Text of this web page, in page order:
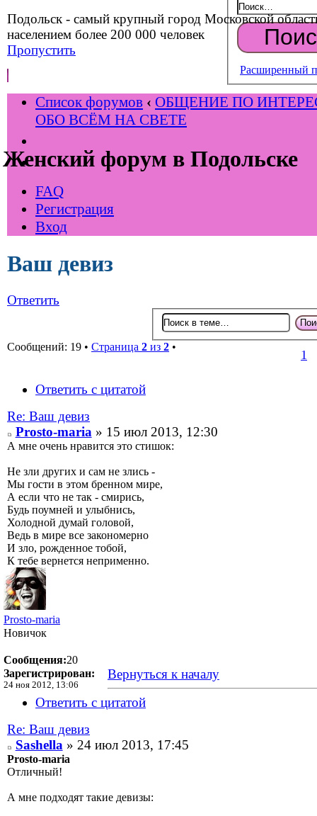
Подольск - самый крупный город Московской
населением более 200 000 человек
Пропустить
Женский форум в Подольске
Расширенный
Список форумов ‹ ОБЩЕНИЕ ПО
ОБО ВСЁМ НА СВЕТЕ
FAQ
Регистрация
Вход
Ваш девиз
Ответить
Сообщений: 19 • Страница 2 из 2 •
1
Ответить с цитатой
Re: Ваш девиз
Prosto-maria» 15 июл 2013, 12:30
А мне очень нравится это стишок:
Не зли других и сам не злись -
Мы гости в этом бренном мире,
А если что не так - смирись,
Будь поумней и улыбнись,
Холодной думай головой,
Ведь в мире все закономерно
И зло, рожденное тобой,
К тебе вернется неприменно.
Prosto-maria
Новичок
Сообщения:20
Зарегистрирован:
24 ноя 2012, 13:06
Вернуться к началу
Ответить с цитатой
Re: Ваш девиз
Sashella» 24 июл 2013, 17:45
Prosto-maria
Отличный!
А мне подходят такие девизы: